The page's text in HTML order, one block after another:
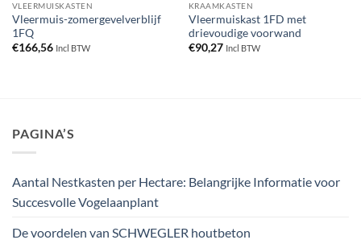
VLEERMUISKASTEN
Vleermuis-zomergevelverblijf
1FQ
€166,56 Incl BTW
KRAAMKASTEN
Vleermuiskast 1FD met
drievoudige voorwand
€90,27 Incl BTW
PAGINA’S
Aantal Nestkasten per Hectare: Belangrijke Informatie voor
Succesvolle Vogelaanplant
De voordelen van SCHWEGLER houtbeton